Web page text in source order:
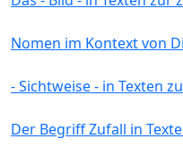
Nomen im Kontext von
- Sichtweise - in Texten
Der Begriff Zufall in